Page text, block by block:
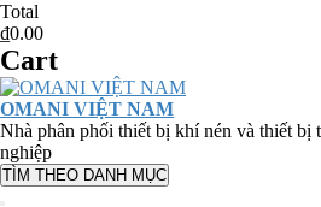
Total
₫0.00
Cart
OMANI VIỆT NAM
Nhà phân phối thiết bị khí nén và thiết bị
nghiệp
TÌM THEO DANH MỤC